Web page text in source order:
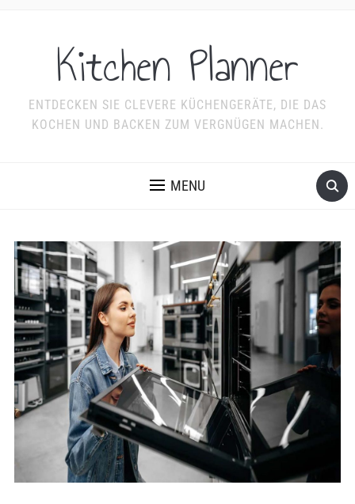
Kitchen Planner
ENTDECKEN SIE CLEVERE KÜCHENGERÄTE, DIE DAS
KOCHEN UND BACKEN ZUM VERGNÜGEN MACHEN.
MENU